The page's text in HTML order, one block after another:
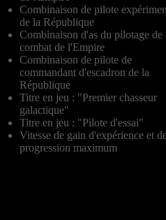
Combinaison de pilote
de la République
Combinaison d'as du pilotage de
combat de l'Empire
Combinaison de pilote de
commandant d'escadron de la
République
Titre en jeu : "Premier chasseur
galactique"
Titre en jeu : "Pilote d'essai"
Vitesse de gain d'expérience et
progression maximum